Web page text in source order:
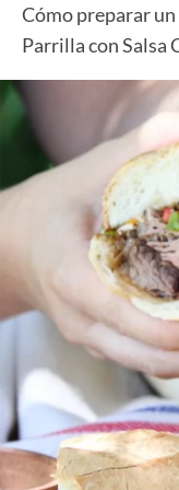
Cómo preparar
Parrilla con Salsa